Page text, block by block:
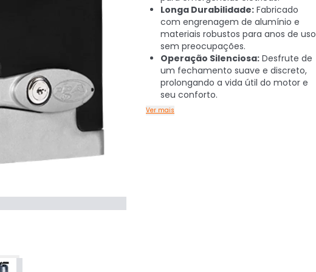
Longa Durabilidade: Fabricado
com engrenagem de alumínio e
materiais robustos para anos de uso
sem preocupações.
Operação Silenciosa: Desfrute de
um fechamento suave e discreto,
prolongando a vida útil do motor e
seu conforto.
Ver mais